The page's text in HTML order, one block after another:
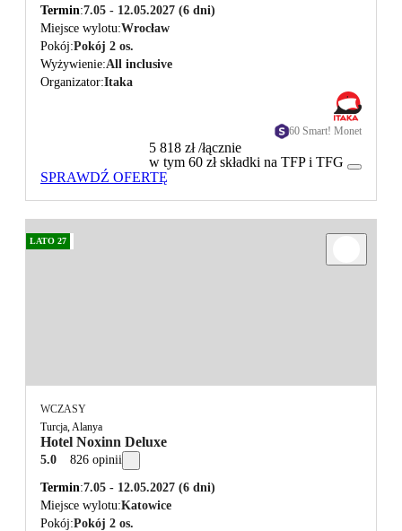
Termin 7.05 - 12.05.2027 (6 dni)
Miejsce wylotu Wrocław
Pokój Pokój 2 os.
Wyżywienie All inclusive
Organizator Itaka
60 Smart! Monet
5 818 zł/łącznie
w tym 60 zł składki na TFP i TFG
SPRAWDŹ OFERTĘ
LATO 27
WCZASY
Turcja, Alanya
Hotel Noxinn Deluxe
5.0 826 opinii
Termin 7.05 - 12.05.2027 (6 dni)
Miejsce wylotu Katowice
Pokój Pokój 2 os.